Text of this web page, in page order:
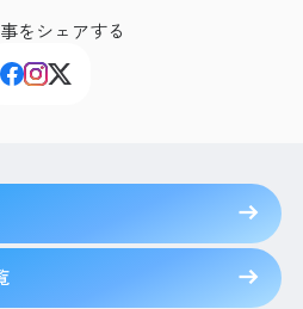
をシェアする